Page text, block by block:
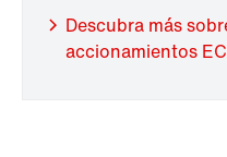
Garantía a largo plazo
Descubra más
accionamientos